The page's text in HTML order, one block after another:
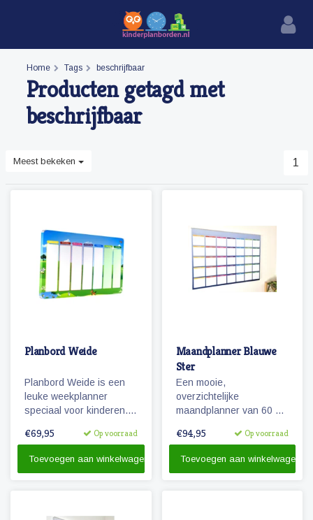
Home Tags beschrijfbaar
Producten getagd met
beschrijfbaar
Meest bekeken 1
Planbord Weide
Planbord Weide is een
leuke weekplanner
speciaal voor kinderen.
metalen) planbord geeft
werkt met magnetische
€69,95 Op voorraad
Toevoegen aan winkelwagen
Maandplanner Blauwe
Ster
Een mooie,
overzichtelijke
maandplanner van 60 x
flexibel in te delen. Te
voor het gezin en/of voor
€94,95 Op voorraad
Toevoegen aan winkelwagen